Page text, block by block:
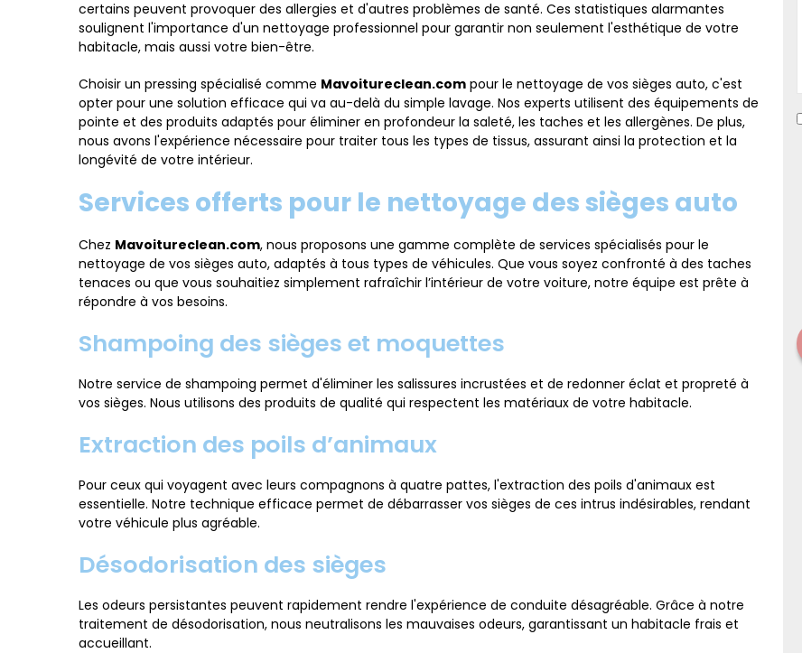
certains peuvent provoquer des allergies et d'autres problèmes de santé. Ces statistiques alarmantes
soulignent l'importance d'un nettoyage professionnel pour garantir non seulement l'esthétique de votre
habitacle, mais aussi votre bien-être.
Choisir un pressing spécialisé comme Mavoitureclean.com pour le nettoyage de vos sièges auto, c'est
opter pour une solution efficace qui va au-delà du simple lavage. Nos experts utilisent des équipements de
pointe et des produits adaptés pour éliminer en profondeur la saleté, les taches et les allergènes. De plus,
nous avons l'expérience nécessaire pour traiter tous les types de tissus, assurant ainsi la protection et la
longévité de votre intérieur.
Services offerts pour le nettoyage des sièges auto
Chez Mavoitureclean.com, nous proposons une gamme complète de services spécialisés pour le
nettoyage de vos sièges auto, adaptés à tous types de véhicules. Que vous soyez confronté à des taches
tenaces ou que vous souhaitiez simplement rafraîchir l’intérieur de votre voiture, notre équipe est prête à
répondre à vos besoins.
Shampoing des sièges et moquettes
Notre service de shampoing permet d'éliminer les salissures incrustées et de redonner éclat et propreté à
vos sièges. Nous utilisons des produits de qualité qui respectent les matériaux de votre habitacle.
Extraction des poils d’animaux
Pour ceux qui voyagent avec leurs compagnons à quatre pattes, l'extraction des poils d'animaux est
essentielle. Notre technique efficace permet de débarrasser vos sièges de ces intrus indésirables, rendant
votre véhicule plus agréable.
Désodorisation des sièges
Les odeurs persistantes peuvent rapidement rendre l'expérience de conduite désagréable. Grâce à notre
traitement de désodorisation, nous neutralisons les mauvaises odeurs, garantissant un habitacle frais et
accueillant.